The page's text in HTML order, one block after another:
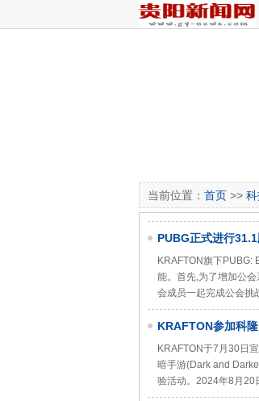
当前位置： 首页 >>
​PUBG正式进行
KRAFTON旗下PUBG:
能。首先,为了增加公
会成员一起完成公会挑
KRAFTON参加科
《InZOl》
KRAFTON于7月30日
暗手游(Dark and
验活动。2024年8月20